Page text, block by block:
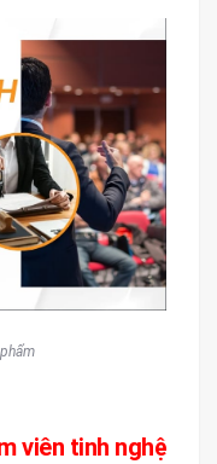
viên tinh nghệ